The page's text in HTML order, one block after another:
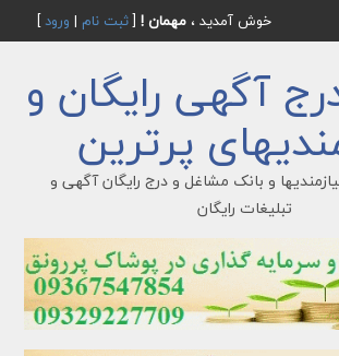
خوش آمدید ، مهمان ![ثبت نام | ورود]
آگهی رایگان و
پرترین
و بانک مشاغل و درج رایگان آگهی و
تبلیغات رایگان